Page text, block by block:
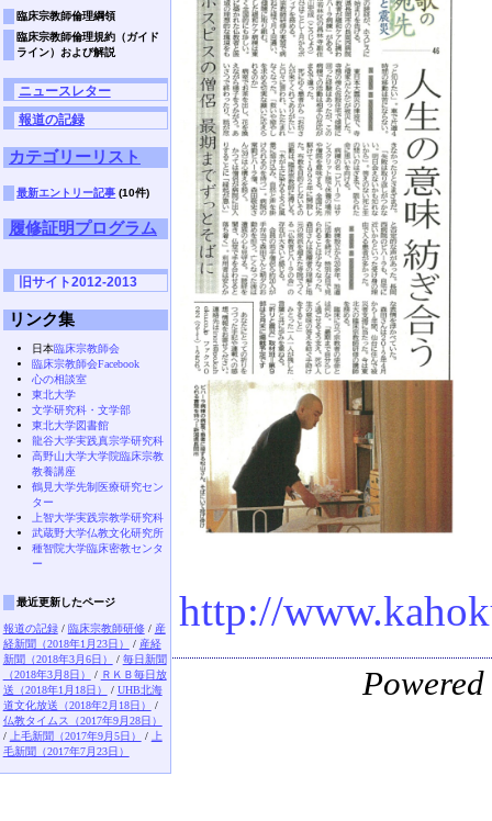
http://
臨床宗教師倫理綱領
臨床宗教師倫理規約（ガイド
ライン）および解説
ニュースレター
報道の記録
カテゴリーリスト
最新エントリー記事 (10件)
履修証明プログラム
旧サイト2012-2013
リンク集
日本臨床宗教師会
臨床宗教師会Facebook
心の相談室
東北大学
文学研究科・文学部
東北大学図書館
龍谷大学実践真宗学研究科
高野山大学大学院臨床宗教
教養講座
鶴見大学先制医療研究セン
ター
上智大学実践宗教学研究科
武蔵野大学仏教文化研究所
種智院大学臨床密教センタ
ー
最近更新したページ
報道の記録/ 臨床宗教師研修/ 産
経新聞（2018年1月23日）
/ 産経
新聞（2018年3月6日）
/ 毎日新聞
（2018年3月8日）
/ ＲＫＢ毎日放
送（2018年1月18日）
/ UHB北海
道文化放送（2018年2月18日）
/
仏教タイムス（2017年9月28日）
/
上毛新聞（2017年9月5日） /
上
毛新聞（2017年7月23日）